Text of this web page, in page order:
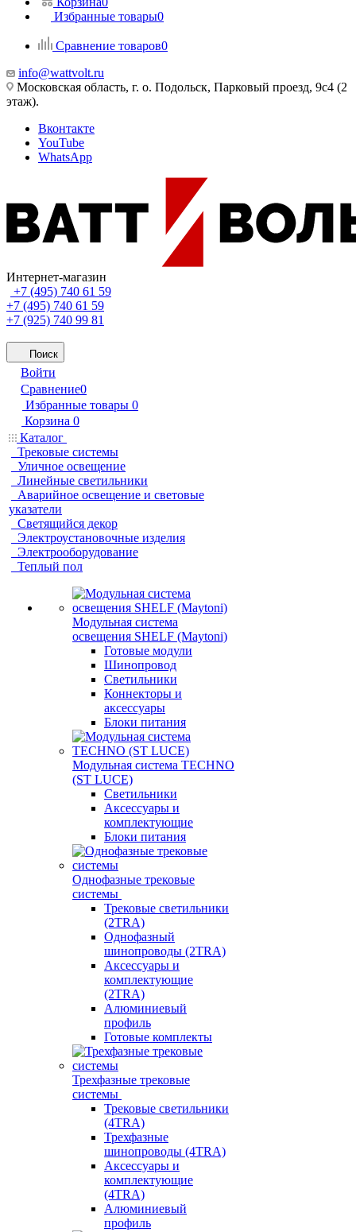
Избранные товары0
Сравнение товаров0
info@wattvolt.ru
Московская область, г. о. Подольск, Парковый проезд, 9с4 (2
этаж).
Вконтакте
YouTube
WhatsApp
Интернет-магазин
+7 (495) 740 61 59
+7 (495) 740 61 59
+7 (925) 740 99 81
Поиск
Войти
Сравнение0
Избранные товары 0
Корзина 0
Каталог
Трековые системы
Уличное освещение
Линейные светильники
Аварийное освещение и световые
указатели
Светящийся декор
Электроустановочные изделия
Электрооборудование
Теплый пол
Модульная система
освещения SHELF (Maytoni)
Готовые модули
Шинопровод
Светильники
Коннекторы и
аксессуары
Блоки питания
Модульная система TECHNO
(ST LUCE)
Светильники
Аксессуары и
комплектующие
Блоки питания
Однофазные трековые
системы
Трековые светильники
(2TRA)
Однофазный
шинопроводы (2TRA)
Аксессуары и
комплектующие
(2TRA)
Алюминиевый
профиль
Готовые комплекты
Трехфазные трековые
системы
Трековые светильники
(4TRA)
Трехфазные
шинопроводы (4TRA)
Аксессуары и
комплектующие
(4TRA)
Алюминиевый
профиль